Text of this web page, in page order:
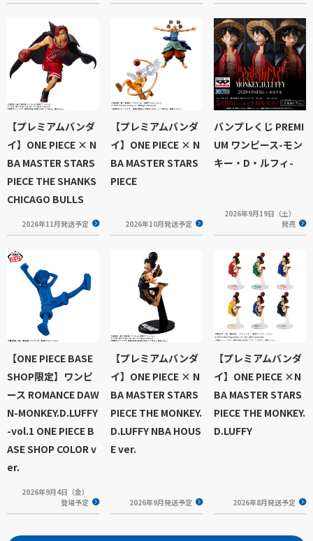
【プレミアムバンダ
イ】ONE PIECE × N
BA MASTER STARS
PIECE THE SHANKS
CHICAGO BULLS
2026年11月発送予定
【プレミアムバンダ
イ】ONE PIECE × N
BA MASTER STARS
PIECE
2026年10月発送予定
バンプレくじ PREMI
UM ワンピース-モン
キー・D・ルフィ-
2026年9月19日（土）
発売
【ONE PIECE BASE
SHOP限定】ワンピ
ース ROMANCE DAW
N-MONKEY.D.LUFFY
-vol.1 ONE PIECE B
ASE SHOP COLOR v
er.
2026年9月4日（金）
登場予定
【プレミアムバンダ
イ】ONE PIECE × N
BA MASTER STARS
PIECE THE MONKEY.
D.LUFFY NBA HOUS
E ver.
2026年9月発送予定
【プレミアムバンダ
イ】ONE PIECE ×N
BA MASTER STARS
PIECE THE MONKEY.
D.LUFFY
2026年8月発送予定